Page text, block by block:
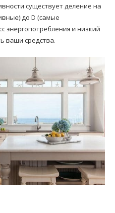
существует деление на
до D (самые
энергопотребления и низкий
ваши средства.